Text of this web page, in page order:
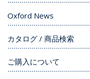
Oxford News
カタログ / 商品検索
ご購入について